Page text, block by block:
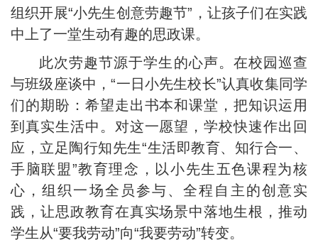
组织开展“小先生创意劳趣节”，让孩子们在实践
中上了一堂生动有趣的思政课。
此次劳趣节源于学生的心声。在校园巡查
与班级座谈中，“一日小先生校长”认真收集同学
们的期盼：希望走出书本和课堂，把知识运用
到真实生活中。对这一愿望，学校快速作出回
应，立足陶行知先生“生活即教育、知行合一、
手脑联盟”教育理念，以小先生五色课程为核
心，组织一场全员参与、全程自主的创意实
践，让思政教育在真实场景中落地生根，推动
学生从“要我劳动”向“我要劳动”转变。